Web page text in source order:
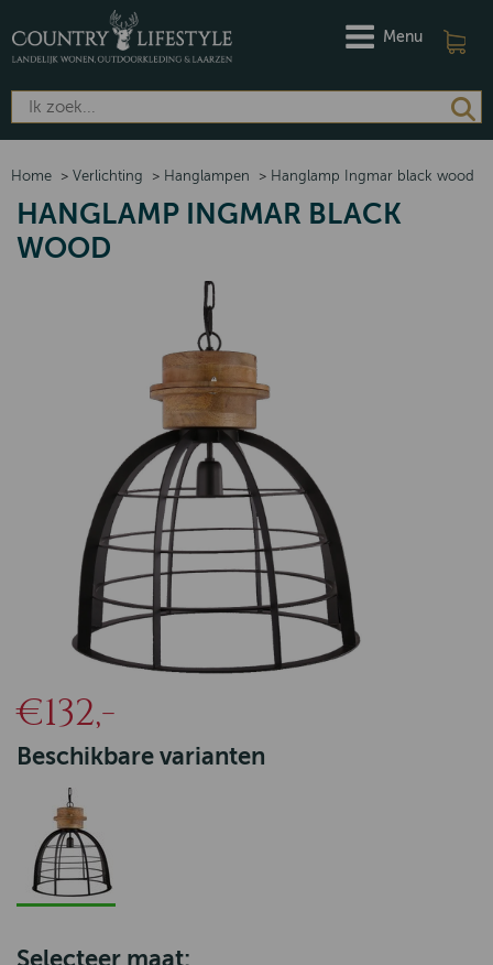
Menu
Home > Verlichting > Hanglampen > Hanglamp Ingmar black wood
HANGLAMP INGMAR BLACK
WOOD
€132,-
Beschikbare varianten
Selecteer maat: